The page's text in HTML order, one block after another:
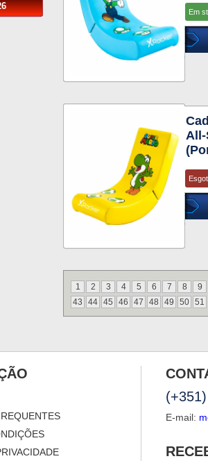
Em
1 2 3 4 5 6 7 8
9
43
44 45 46 47 48 49 50 51
E-mail: